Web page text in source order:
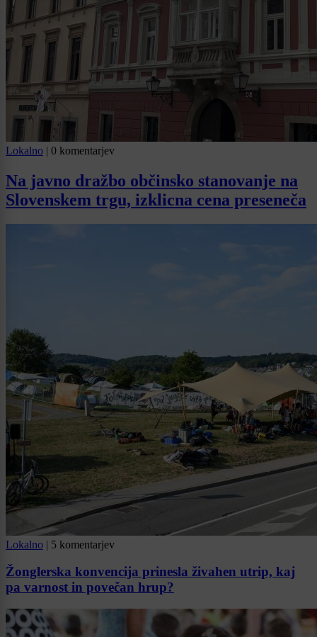
Lokalno | 0 komentarjev
Na javno dražbo občinsko stanovanje na
Slovenskem trgu, izklicna cena preseneča
Lokalno | 5 komentarjev
Žonglerska konvencija prinesla živahen utrip, kaj
pa varnost in povečan hrup?